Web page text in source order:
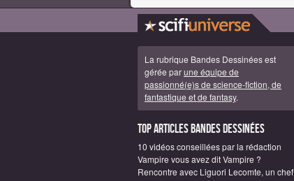
La rubrique Bandes Dessinées est
gérée parune équipe de
passionné(e)s de science-fiction, de
fantastique et de fantasy.
Top articles Bandes Dessinées
10 vidéos conseillées par la rédaction
Vampire vous avez dit Vampire ?
Rencontre avec Liguori Lecomte, un chef